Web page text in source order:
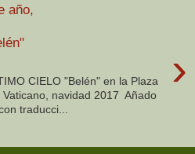
año,
›
CIELO "Belén" en la Plaza
navidad 2017 Añado
traducci...